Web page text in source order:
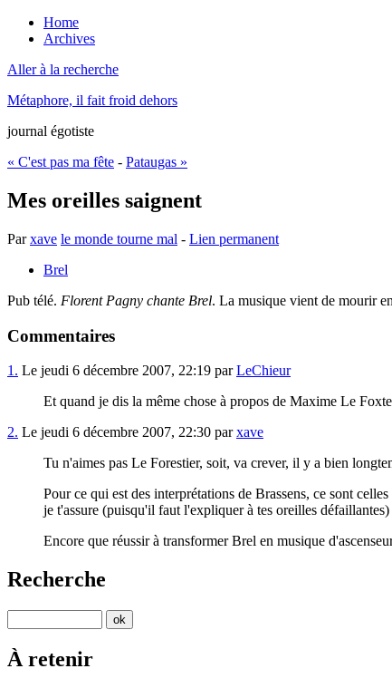
Home
Archives
Aller à la recherche
Métaphore, il fait froid dehors
journal égotiste
« C'est pas ma fête - Pataugas »
Mes oreilles saignent
Parxave le monde tourne mal - Lien permanent
Brel
Pub télé. Florent Pagny chante Brel. La musique vient de mourir
Commentaires
1. Le jeudi 6 décembre 2007, 22:19 parLeChieur
Et quand je dis la même chose à propos de Maxime Le
2. Le jeudi 6 décembre 2007, 22:30 parxave
Tu n'aimes pas Le Forestier, soit, va crever, il y a bien
Pour ce qui est des interprétations de Brassens, ce sont
je t'assure (puisqu'il faut l'expliquer à tes oreilles défaillantes)
Encore que réussir à transformer Brel en musique
Recherche
À retenir